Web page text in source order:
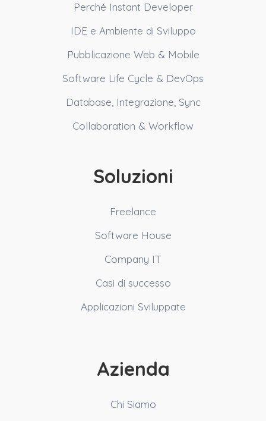
Perché Instant Developer
IDE e Ambiente di Sviluppo
Pubblicazione Web & Mobile
Software Life Cycle & DevOps
Database, Integrazione, Sync
Collaboration & Workflow
Soluzioni
Freelance
Software House
Company IT
Casi di successo
Applicazioni Sviluppate
Azienda
Chi Siamo